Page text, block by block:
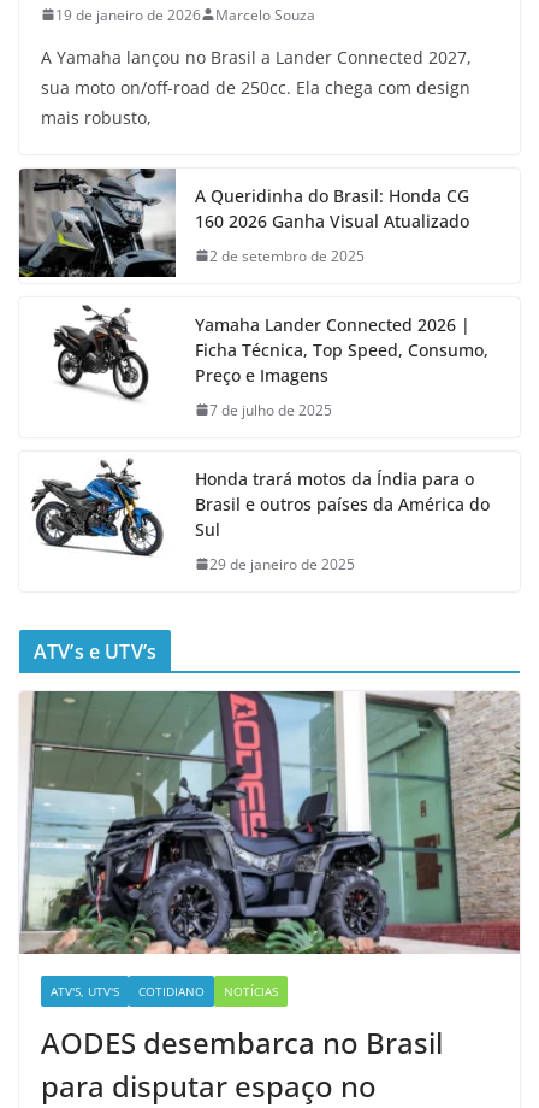
19 de janeiro de 2026 Marcelo Souza
A Yamaha lançou no Brasil a Lander Connected 2027,
sua moto on/off-road de 250cc. Ela chega com design
mais robusto,
A Queridinha do Brasil: Honda CG
160 2026 Ganha Visual Atualizado
2 de setembro de 2025
Yamaha Lander Connected 2026 |
Ficha Técnica, Top Speed, Consumo,
Preço e Imagens
7 de julho de 2025
Honda trará motos da Índia para o
Brasil e outros países da América do
Sul
29 de janeiro de 2025
ATV’s e UTV’s
ATV'S, UTV'S COTIDIANO NOTÍCIAS
AODES desembarca no Brasil
para disputar espaço no